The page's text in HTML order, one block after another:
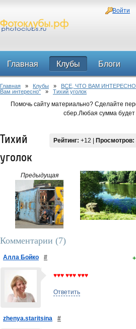
Войти
Главная Клубы Блоги
Форум
Главная » Клубы » ВСЕ, ЧТО ВАМ ИНТЕРЕСНО
Вам интересно" » Тихий уголок
Помочь сайту материально? Сделайте
сбер.Любая сумма
Рейтинг: +12 Просмотров:
Тихий
уголок
Предыдущая
Комментарии (7)
Алла Бойко #
♥♥♥ ♥♥♥ ♥♥♥
Ответить
zhenya.staritsina #